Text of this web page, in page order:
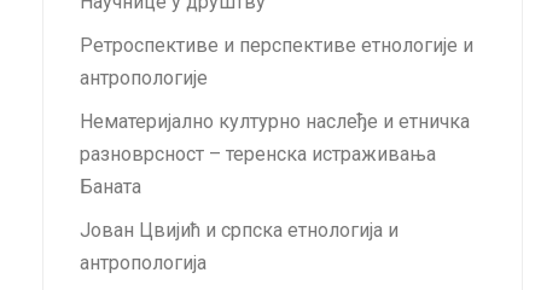
Ретроспективе и перспективе етнологије и
антропологије
Нематеријално културно наслеђе и етничка
разноврсност – теренска истраживања
Баната
Jован Цвијић и српска етнологија и
антропологија